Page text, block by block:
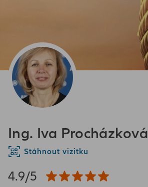
Ing. Iva Procházková
Stáhnout vizitku
4.9/5